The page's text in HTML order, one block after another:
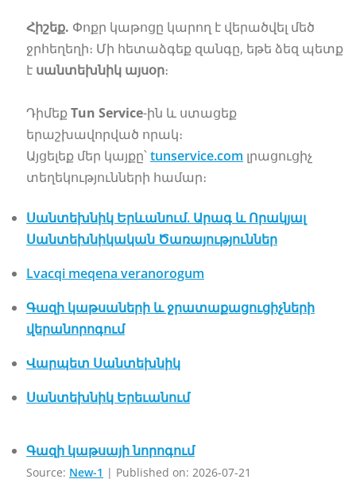
Հիշեք. Փոքր կաթոցը կարող է վերածվել մեծ
ջրհեղեղի։ Մի հետաձգեք զանգը, եթե ձեզ պետք
է սանտեխնիկ այսօր։
ԴիմեքTun Service-ին և ստացեք
երաշխավորված որակ։
Այցելեք մեր կայքը՝tunservice.com լրացուցիչ
տեղեկությունների համար։
Սանտեխնիկ Երևանում. Արագ և Որակյալ
Սանտեխնիկական Ծառայություններ
Lvacqi meqena veranorogum
Գազի կաթսաների և ջրատաքացուցիչների
վերանորոգում
Վարպետ Սանտեխնիկ
Սանտեխնիկ Երեւանում
Գազի կաթսայի նորոգում
Source: New-1 Published on: 2026-07-21